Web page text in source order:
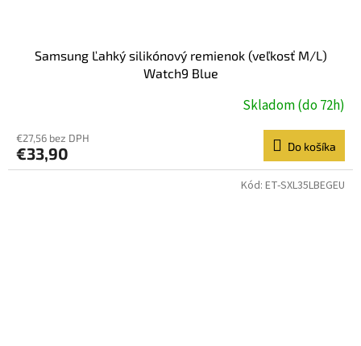
Samsung Ľahký silikónový remienok (veľkosť M/L)
Watch9 Blue
Skladom (do 72h)
€27,56 bez DPH
€33,90 Do košíka
Kód: ET-SXL35LBEGEU